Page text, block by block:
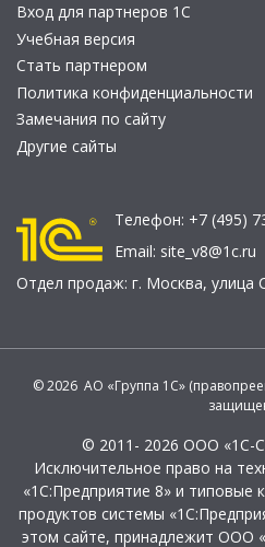
Вход для партнеров 1С
Учебная версия
Стать партнером
Политика конфиденциальности
Замечания по сайту
Другие сайты
Телефон: +7 (495)
Email: site_v8@1c.ru
Отдел продаж: г. Москва, улица
© 2026 АО «Группа 1С»
© 2011- 2026 ООО «1С-
Исключительное право на
«1С:Предприятие 8» и типовые
продуктов системы
этом сайте, принадлежит ООО